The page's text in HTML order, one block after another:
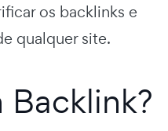
os backlinks e
qualquer site.